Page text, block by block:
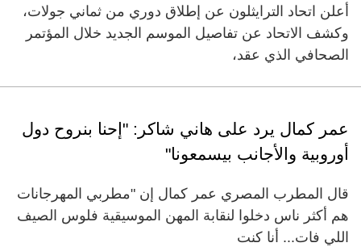
أعلن اتحاد الترايثلون عن إطلاق دوري من ثماني جولات،
وكشف الاتحاد عن تفاصيل الموسم الجديد خلال المؤتمر
الصحافي الذي عقد،
عمر كمال يرد على هاني شاكر: "إحنا بنروح دول
أوروبية والأجانب بيسمعونا"
قال المطرب المصري عمر كمال إن "مطربي المهرجانات
هم أكثر ناس دخلوا لنقابة المهن الموسيقية فلوس الصيف
اللي فات... أنا كنت